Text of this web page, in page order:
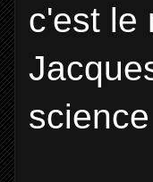
c'est le
science